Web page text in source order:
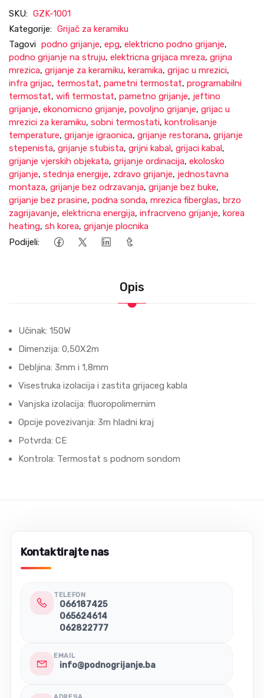
SKU: GZK-1001
Kategorije: Grijač za keramiku
Tagovi podno grijanje, epg, elektricno podno grijanje,
podno grijanje na struju, elektricna grijaca mreza, grijna
mrezica, grijanje za keramiku, keramika, grijac u mrezici,
infra grijac, termostat, pametni termostat, programabilni
termostat, wifi termostat, pametno grijanje, jeftino
grijanje, ekonomicno grijanje, povoljno grijanje, grijac u
mrezici za keramiku, sobni termostati, kontrolisanje
temperature, grijanje igraonica, grijanje restorana, grijanje
stepenista, grijanje stubista, grijni kabal, grijaci kabal,
grijanje vjerskih objekata, grijanje ordinacija, ekolosko
grijanje, stednja energije, zdravo grijanje, jednostavna
montaza, grijanje bez odrzavanja, grijanje bez buke,
grijanje bez prasine, podna sonda, mrezica fiberglas, brzo
zagrijavanje, elektricna energija, infracrveno grijanje, korea
heating, sh korea, grijanje plocnika
Podijeli:
Opis
Učinak: 150W
Dimenziјa: 0,50X2m
Debljina: 3mm i 1,8mm
Visestruka izolacija i zastita grijaceg kabla
Vanjska izolaciјa: fluoropolimernim
Opciјe povezivanja: 3m hladni kraј
Potvrda: CE
Kontrola: Termostat s podnom sondom
Kontaktirajte nas
TELEFON
066187425
065624614
062822777
EMAIL
info@podnogrijanje.ba